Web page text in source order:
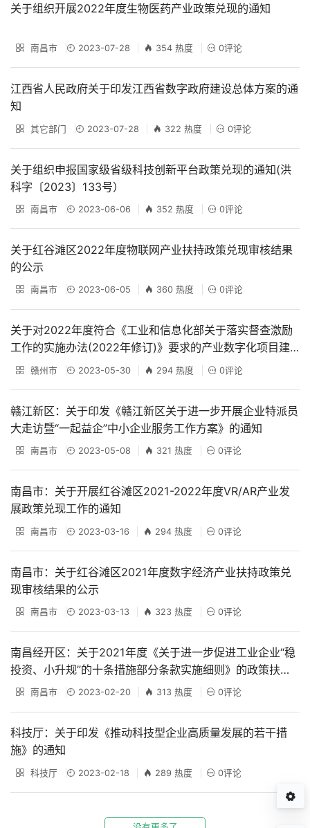
关于组织开展2022年度生物医药产业政策兑现的通知
南昌市 2023-07-28 354 热度 0评论
江西省人民政府关于印发江西省数字政府建设总体方案的通
知
其它部门 2023-07-28 322 热度 0评论
关于组织申报国家级省级科技创新平台政策兑现的通知(洪
科字〔2023〕133号）
南昌市 2023-06-06 352 热度 0评论
关于红谷滩区2022年度物联网产业扶持政策兑现审核结果
的公示
南昌市 2023-06-05 360 热度 0评论
关于对2022年度符合《工业和信息化部关于落实督查激励
工作的实施办法(2022年修订)》要求的产业数字化项目建
设投资额专家认定结果的公示
赣州市 2023-05-30 294 热度 0评论
赣江新区：关于印发《赣江新区关于进一步开展企业特派员
大走访暨“一起益企”中小企业服务工作方案》的通知
南昌市 2023-05-08 321 热度 0评论
南昌市：关于开展红谷滩区2021-2022年度VR/AR产业发
展政策兑现工作的通知
南昌市 2023-03-16 294 热度 0评论
南昌市：关于红谷滩区2021年度数字经济产业扶持政策兑
现审核结果的公示
南昌市 2023-03-13 323 热度 0评论
南昌经开区：关于2021年度《关于进一步促进工业企业“稳
投资、小升规”的十条措施部分条款实施细则》的政策扶持
资金奖励名单的公示
南昌市 2023-02-20 313 热度 0评论
科技厅：关于印发《推动科技型企业高质量发展的若干措
施》的通知
科技厅 2023-02-18 289 热度 0评论